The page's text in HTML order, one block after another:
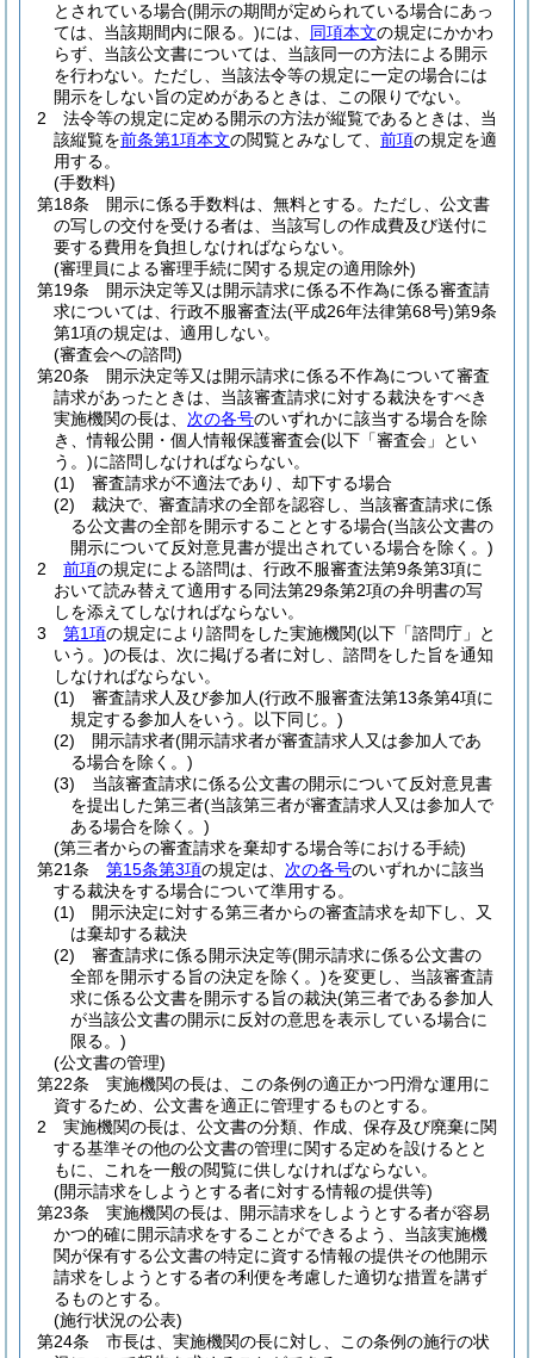
とされている場合(開示の期間が定められている場合にあっ
ては、当該期間内に限る。)には、 同項本文の規定にかかわ
らず、当該公文書については、当該同一の方法による開示
を行わない。 ただし、当該法令等の規定に一定の場合には
開示をしない旨の定めがあるときは、この限りでない。
2
法令等の規定に定める開示の方法が縦覧であるときは、当
該縦覧を前条第1項本文の閲覧とみなして、 前項の規定を適
用する。
(手数料)
第18条
開示に係る手数料は、無料とする。 ただし、公文書
の写しの交付を受ける者は、当該写しの作成費及び送付に
要する費用を負担しなければならない。
(審理員による審理手続に関する規定の適用除外)
第19条
開示決定等又は開示請求に係る不作為に係る審査請
求については、行政不服審査法(平成26年法律第68号)第9条
第1項の規定は、適用しない。
(審査会への諮問)
第20条
開示決定等又は開示請求に係る不作為について審査
請求があったときは、当該審査請求に対する裁決をすべき
実施機関の長は、 次の各号のいずれかに該当する場合を除
き、情報公開・個人情報保護審査会(以下「審査会」とい
う。)に諮問しなければならない。
(1)
審査請求が不適法であり、却下する場合
(2)
裁決で、審査請求の全部を認容し、当該審査請求に係
る公文書の全部を開示することとする場合(当該公文書の
開示について反対意見書が提出されている場合を除く。)
2
前項の規定による諮問は、行政不服審査法第9条第3項に
おいて読み替えて適用する同法第29条第2項の弁明書の写
しを添えてしなければならない。
3
第1項の規定により諮問をした実施機関(以下「諮問庁」と
いう。)の長は、次に掲げる者に対し、諮問をした旨を通知
しなければならない。
(1)
審査請求人及び参加人(行政不服審査法第13条第4項に
規定する参加人をいう。以下同じ。)
(2)
開示請求者(開示請求者が審査請求人又は参加人であ
る場合を除く。)
(3)
当該審査請求に係る公文書の開示について反対意見書
を提出した第三者(当該第三者が審査請求人又は参加人で
ある場合を除く。)
(第三者からの審査請求を棄却する場合等における手続)
第21条
第15条第3項の規定は、 次の各号のいずれかに該当
する裁決をする場合について準用する。
(1)
開示決定に対する第三者からの審査請求を却下し、又
は棄却する裁決
(2)
審査請求に係る開示決定等(開示請求に係る公文書の
全部を開示する旨の決定を除く。)を変更し、当該審査請
求に係る公文書を開示する旨の裁決(第三者である参加人
が当該公文書の開示に反対の意思を表示している場合に
限る。)
(公文書の管理)
第22条
実施機関の長は、この条例の適正かつ円滑な運用に
資するため、公文書を適正に管理するものとする。
2
実施機関の長は、公文書の分類、作成、保存及び廃棄に関
する基準その他の公文書の管理に関する定めを設けるとと
もに、これを一般の閲覧に供しなければならない。
(開示請求をしようとする者に対する情報の提供等)
第23条
実施機関の長は、開示請求をしようとする者が容易
かつ的確に開示請求をすることができるよう、当該実施機
関が保有する公文書の特定に資する情報の提供その他開示
請求をしようとする者の利便を考慮した適切な措置を講ず
るものとする。
(施行状況の公表)
第24条
市長は、実施機関の長に対し、この条例の施行の状